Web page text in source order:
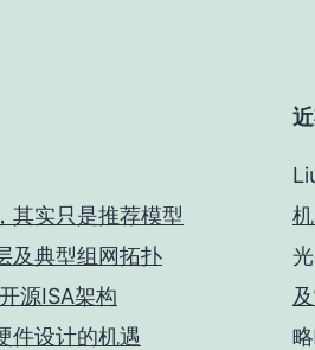
其实只是推荐模型
及典型组网拓扑
源ISA架构
件设计的机遇